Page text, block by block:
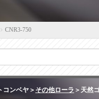
CNR3-750
コンベヤ＞ その他ローラ ＞天然